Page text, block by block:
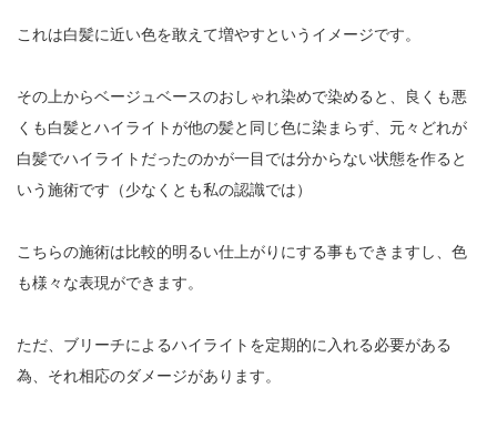
これは白髪に近い色を敢えて増やすというイメージです。
その上からベージュベースのおしゃれ染めで染めると、良くも悪
くも白髪とハイライトが他の髪と同じ色に染まらず、元々どれが
白髪でハイライトだったのかが一目では分からない状態を作ると
いう施術です（少なくとも私の認識では）
こちらの施術は比較的明るい仕上がりにする事もできますし、色
も様々な表現ができます。
ただ、ブリーチによるハイライトを定期的に入れる必要がある
為、それ相応のダメージがあります。